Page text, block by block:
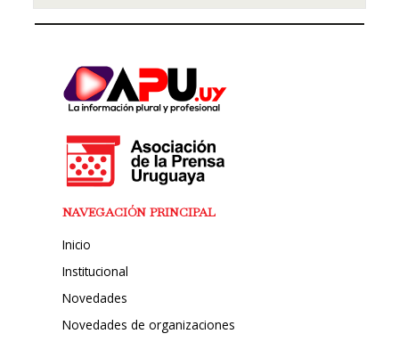
NAVEGACIÓN PRINCIPAL
Inicio
Institucional
Novedades
Novedades de organizaciones